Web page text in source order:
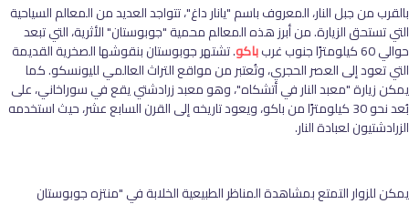
بالقرب من جبل النار، المعروف باسم "يانار داغ"، تتواجد العديد من المعالم السياحية
التي تستحق الزيارة. من أبرز هذه المعالم محمية "جوبوستان" الأثرية، التي تبعد
حوالي 60 كيلومترًا جنوب غرب
باكو. تشتهر جوبوستان بنقوشها الصخرية القديمة
التي تعود إلى العصر الحجري، وتُعتبر من مواقع التراث العالمي لليونسكو. كما
يمكن زيارة "معبد النار في أتشكاه"، وهو معبد زرادشتي يقع في سوراخاني، على
بُعد نحو 30 كيلومترًا من باكو، ويعود تاريخه إلى القرن السابع عشر، حيث استخدمه
الزرادشتيون لعبادة النار.
يمكن للزوار التمتع بمشاهدة المناظر الطبيعية الخلابة في "منتزه جوبوستان